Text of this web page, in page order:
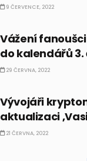
9 ČERVENCE, 2022
Vážení
do kalendářů
29 ČERVNA, 2022
Vývojáři
aktualizaci
21 ČERVNA, 2022